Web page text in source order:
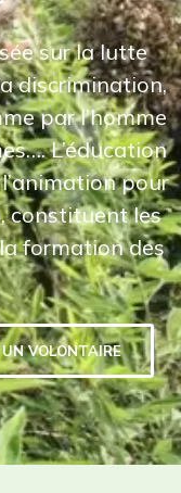
sur la lutte
discrimination,
par l’homme
L’éducation
pour
constituent les
formation des
VOLONTAIRE